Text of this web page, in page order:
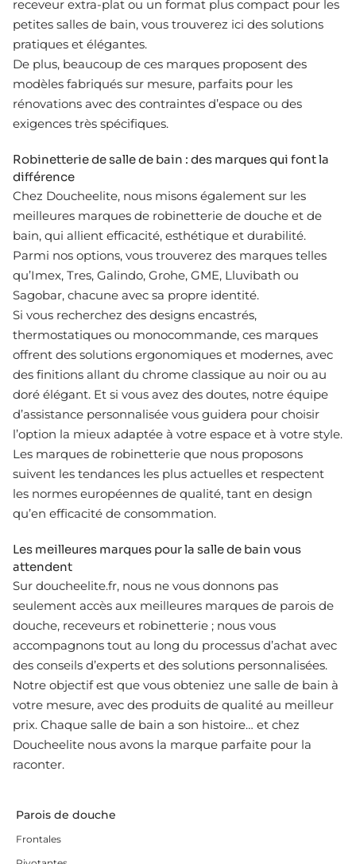
receveur extra-plat ou un format plus compact pour les
petites salles de bain, vous trouverez ici des solutions
pratiques et élégantes.
De plus, beaucoup de ces marques proposent des
modèles fabriqués sur mesure, parfaits pour les
rénovations avec des contraintes d’espace ou des
exigences très spécifiques.
Robinetterie de salle de bain : des marques qui font la
différence
Chez Doucheelite, nous misons également sur les
meilleures marques de robinetterie de douche et de
bain, qui allient efficacité, esthétique et durabilité.
Parmi nos options, vous trouverez des marques telles
qu’Imex, Tres, Galindo, Grohe, GME, Lluvibath ou
Sagobar, chacune avec sa propre identité.
Si vous recherchez des designs encastrés,
thermostatiques ou monocommande, ces marques
offrent des solutions ergonomiques et modernes, avec
des finitions allant du chrome classique au noir ou au
doré élégant. Et si vous avez des doutes, notre équipe
d’assistance personnalisée vous guidera pour choisir
l’option la mieux adaptée à votre espace et à votre style.
Les marques de robinetterie que nous proposons
suivent les tendances les plus actuelles et respectent
les normes européennes de qualité, tant en design
qu’en efficacité de consommation.
Les meilleures marques pour la salle de bain vous
attendent
Sur doucheelite.fr, nous ne vous donnons pas
seulement accès aux meilleures marques de parois de
douche, receveurs et robinetterie ; nous vous
accompagnons tout au long du processus d’achat avec
des conseils d’experts et des solutions personnalisées.
Notre objectif est que vous obteniez une salle de bain à
votre mesure, avec des produits de qualité au meilleur
prix. Chaque salle de bain a son histoire… et chez
Doucheelite nous avons la marque parfaite pour la
raconter.
Parois de douche
Frontales